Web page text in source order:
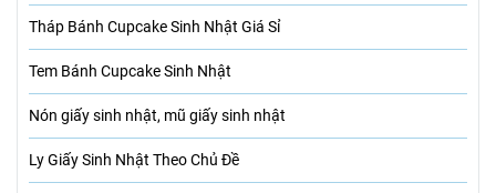
Tháp Bánh Cupcake Sinh Nhật Giá Sỉ
Tem Bánh Cupcake Sinh Nhật
Nón giấy sinh nhật, mũ giấy sinh nhật
Ly Giấy Sinh Nhật Theo Chủ Đề